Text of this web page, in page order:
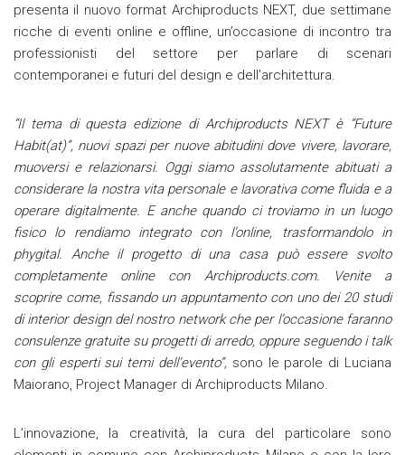
presenta il nuovo format Archiproducts NEXT, due settimane
ricche di eventi online e offline, un’occasione di incontro tra
professionisti del settore per parlare di scenari
contemporanei e futuri del design e dell’architettura.
“Il tema di questa edizione di Archiproducts NEXT è “Future
Habit(at)”, nuovi spazi per nuove abitudini dove vivere, lavorare,
muoversi e relazionarsi. Oggi siamo assolutamente abituati a
considerare la nostra vita personale e lavorativa come fluida e a
operare digitalmente. E anche quando ci troviamo in un luogo
fisico lo rendiamo integrato con l’online, trasformandolo in
phygital. Anche il progetto di una casa può essere svolto
completamente online con Archiproducts.com. Venite a
scoprire come, fissando un appuntamento con uno dei 20 studi
di interior design del nostro network che per l’occasione faranno
consulenze gratuite su progetti di arredo, oppure seguendo i talk
con gli esperti sui temi dell’evento”, sono le parole di Luciana
Maiorano, Project Manager di Archiproducts Milano.
L’innovazione, la creatività, la cura del particolare sono